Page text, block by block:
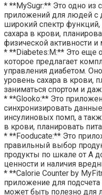
* **MySugr:** Это одно из
приложений для людей с
широкий спектр
сахара в крови,
физической активности и
* **Diabetes:M:** Это еще
которое предлагает
управления диабетом.
уровень сахара в крови,
заниматься спортом и
* **Glooko:** Это
синхронизировать
инсулиновых помп, а
в крови, планировать
* **Fooducate:** Это
правильный выбор
продукты по шкале от A
ценности и наличия
* **Calorie Counter by
приложение для
может быть полезно для